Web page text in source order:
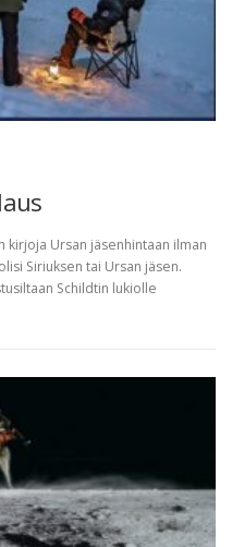
kirjoja Ursan jäsenhintaan ilman
Siriuksen tai Ursan jäsen.
Schildtin lukiolle